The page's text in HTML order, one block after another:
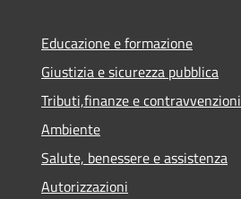
Educazione e formazione
Giustizia e sicurezza pubblica
Tributi,finanze e contravvenzioni
Ambiente
Salute, benessere e assistenza
Autorizzazioni